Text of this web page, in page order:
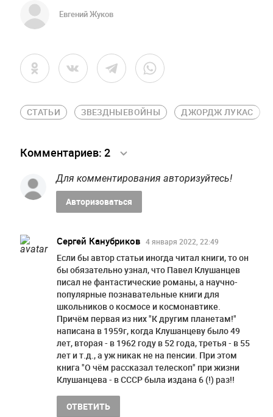
Евгений Жуков
СТАТЬИ ЗВЕЗДНЫЕВОЙНЫ ДЖОРДЖ ЛУКАС
Комментариев: 2
Для комментирования авторизуйтесь!
Авторизоваться
Сергей Канубриков 4 января 2022, 22:49
Если бы автор статьи иногда читал книги, то он
бы обязательно узнал, что Павел Клушанцев
писал не фантастические романы, а научно-
популярные познавательные книги для
школьников о космосе и космонавтике.
Причём первая из них "К другим планетам!"
написана в 1959г, когда Клушанцеву было 49
лет, вторая - в 1962 году в 52 года, третья - в 55
лет и т.д., а уж никак не на пенсии. При этом
книга "О чём рассказал телескоп" при жизни
Клушанцева - в СССР была издана 6 (!) раз!!
ОТВЕТИТЬ